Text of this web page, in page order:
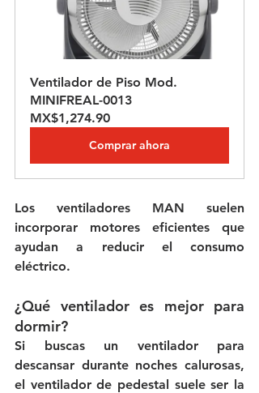
Ventilador de Piso Mod.
MINIFREAL-0013
MX$1,274.90
Comprar ahora
Los ventiladores MAN suelen
incorporar motores eficientes que
ayudan a reducir el consumo
eléctrico.
¿Qué ventilador es mejor para
dormir?
Si buscas un ventilador para
descansar durante noches calurosas,
el ventilador de pedestal suele ser la